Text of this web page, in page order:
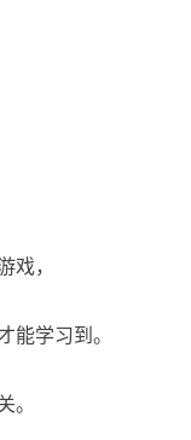
戏，
能学习到。
。